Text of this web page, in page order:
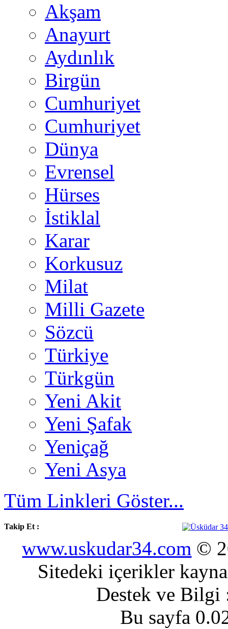
Akşam
Anayurt
Aydınlık
Birgün
Cumhuriyet
Cumhuriyet
Dünya
Evrensel
Hürses
İstiklal
Karar
Korkusuz
Milat
Milli Gazete
Sözcü
Türkiye
Türkgün
Yeni Akit
Yeni Şafak
Yeniçağ
Yeni Asya
Tüm Linkleri Göster...
Takip Et :
www.uskudar34.com ©
Sitedeki içerikler
Destek ve
Bu sayfa